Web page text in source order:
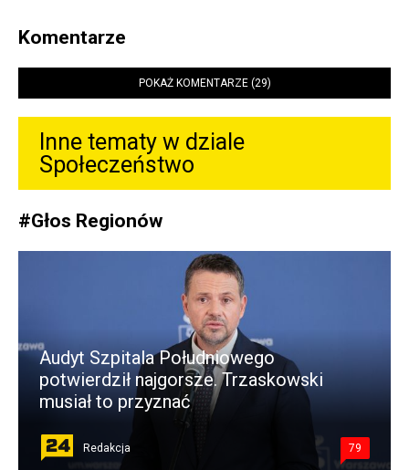
Komentarze
POKAŻ KOMENTARZE (29)
Inne tematy w dziale
Społeczeństwo
#Głos Regionów
Audyt Szpitala Południowego
potwierdził najgorsze. Trzaskowski
musiał to przyznać
Redakcja 79